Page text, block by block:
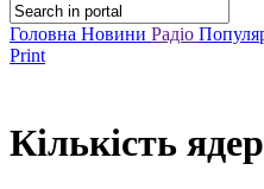
Головна Новини Радіо
Print
Кількість